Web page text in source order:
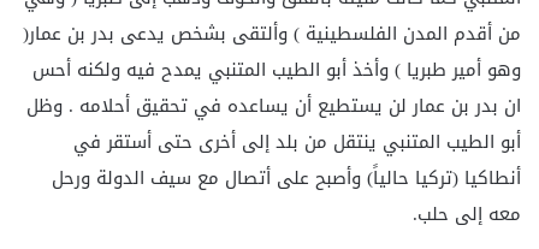
من أقدم المدن الفلسطينية ) وألتقى بشخص يدعى بدر بن عمار(
وهو أمير طبريا ) وأخذ أبو الطيب المتنبي يمدح فيه ولكنه أحس
ان بدر بن عمار لن يستطيع أن يساعده في تحقيق أحلامه . وظل
أبو الطيب المتنبي ينتقل من بلد إلى أخرى حتى أستقر في
أنطاكيا (تركيا حالياً) وأصبح على أتصال مع سيف الدولة ورحل
معه إلى حلب.